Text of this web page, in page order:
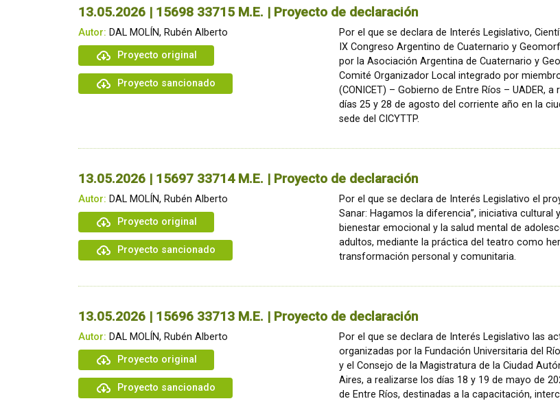
13.05.2026 | 15698 33715 M.E. | Proyecto de declaración
Autor: DAL MOLÍN, Rubén Alberto
Proyecto original
Proyecto sancionado
Por el que se declara de Interés Legislativo,
IX Congreso Argentino de Cuaternario y
por la Asociación Argentina de Cuaternario y
Comité Organizador Local integrado por
(CONICET) – Gobierno de Entre Ríos – UADER,
días 25 y 28 de agosto del corriente año en la
sede del CICYTTP.
13.05.2026 | 15697 33714 M.E. | Proyecto de declaración
Autor: DAL MOLÍN, Rubén Alberto
Proyecto original
Proyecto sancionado
Por el que se declara de Interés Legislativo el
Sanar: Hagamos la diferencia”, iniciativa cultural
bienestar emocional y la salud mental de
adultos, mediante la práctica del teatro como
transformación personal y comunitaria.
13.05.2026 | 15696 33713 M.E. | Proyecto de declaración
Autor: DAL MOLÍN, Rubén Alberto
Proyecto original
Proyecto sancionado
Por el que se declara de Interés Legislativo las
organizadas por la Fundación Universitaria del
y el Consejo de la Magistratura de la Ciudad
Aires, a realizarse los días 18 y 19 de mayo de
de Entre Ríos, destinadas a la capacitación,